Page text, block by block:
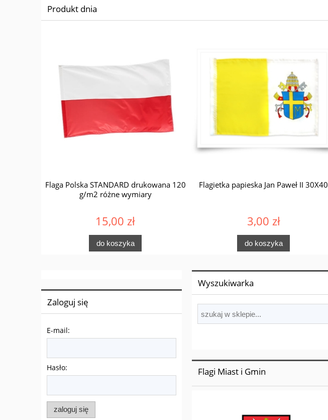
Produkt dnia
Flaga Polska STANDARD drukowana 120
g/m2 różne wymiary
15,00 zł
do koszyka
Flagietka papieska Jan Paweł II 30X40
3,00 zł
do koszyka
Zaloguj się
E-mail:
Hasło:
zaloguj się
Wyszukiwarka
Flagi Miast i Gmin